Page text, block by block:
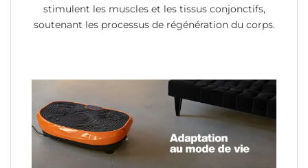
stimulent les muscles et les tissus conjonctifs,
soutenant les processus de régénération du corps.